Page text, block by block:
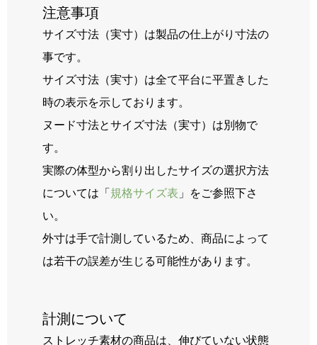
注意事項
サイズ寸法（実寸）は製品の仕上がり寸法の
事です。
サイズ寸法（実寸）は全て平台に平置きした
時の表示を示しております。
ヌード寸法とサイズ寸法（実寸）は別物で
す。
実際の体型から割り出したサイズの選択方法
については「 規格サイズ表 」をご参照下さ
い。
外寸は手で計測しているため、商品によって
は若干の誤差が生じる可能性があります。
計測について
ストレッチ素材の商品は、伸びていない状態